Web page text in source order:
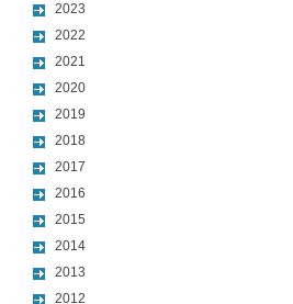
2023
2022
2021
2020
2019
2018
2017
2016
2015
2014
2013
2012